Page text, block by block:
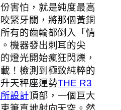
害怕，就是純度最高
緊牙關，將那個黃銅
有的齒輪都倒入「情
機器發出刺耳的尖
燈光開始瘋狂閃爍，
！檢測到極致純粹的
天秤座運勢THE R3
設計頂部，一個巨大